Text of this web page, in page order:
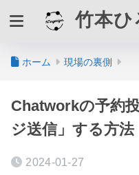
竹本ひ
ホーム 現場の裏側
Chatworkの予約
ジ送信」する方法
2024-01-27